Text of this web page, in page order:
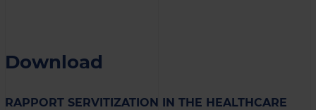
Download
RAPPORT SERVITIZATION IN THE HEALTHCARE